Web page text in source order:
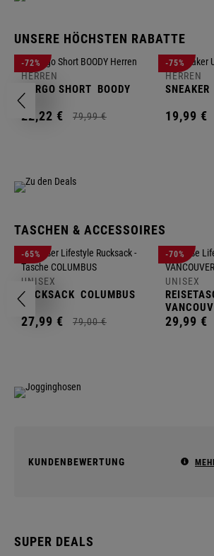
UNSERE HÖCHSTEN RABATTE
-72%
HERREN
CARGO SHORT BOODY
22,22 € 79,99 €
-75%
HERREN
SNEAKER
19,99 €
TASCHEN & ACCESSOIRES
-65%
UNISEX
RUCKSACK COLUMBUS
27,99 € 79,00 €
-70%
UNISEX
29,99 €
KUNDENBEWERTUNG
SUPER DEALS